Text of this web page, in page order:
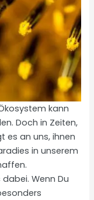
kann
Doch in Zeiten,
es an uns, ihnen
in unserem
Wenn Du